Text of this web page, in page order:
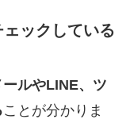
ックしている
ルやLINE、ツ
ことが分かりま